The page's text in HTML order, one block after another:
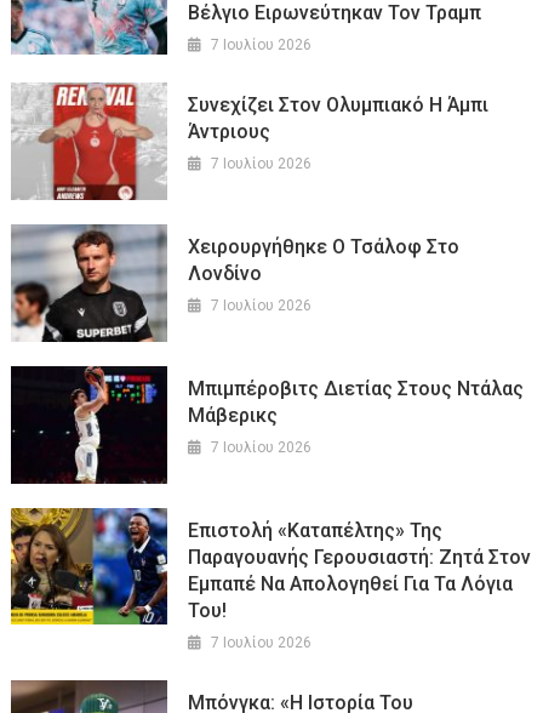
Βέλγιο Ειρωνεύτηκαν Τον Τραμπ
7 Ιουλίου 2026
Συνεχίζει Στον Ολυμπιακό Η Άμπι
Άντριους
7 Ιουλίου 2026
Χειρουργήθηκε Ο Τσάλοφ Στο
Λονδίνο
7 Ιουλίου 2026
Μπιμπέροβιτς Διετίας Στους Ντάλας
Μάβερικς
7 Ιουλίου 2026
Επιστολή «καταπέλτης» Της
Παραγουανής Γερουσιαστή: Ζητά Στον
Εμπαπέ Να Απολογηθεί Για Τα Λόγια
Του!
7 Ιουλίου 2026
Μπόνγκα: «Η Ιστορία Του